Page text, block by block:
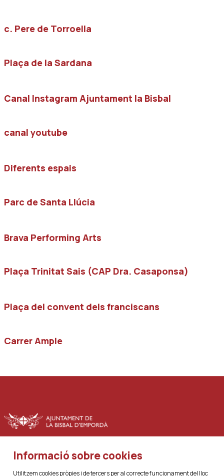
c. Pere de Torroella
Plaça de la Sardana
Canal Instagram Ajuntament la Bisbal
canal youtube
Diferents espais
Parc de Santa Llúcia
Brava Performing Arts
Plaça Trinitat Sais (CAP Dra. Casaponsa)
Plaça del convent dels franciscans
Carrer Ample
Sitemap | Avís Legal | Ús de Cookies
Informació sobre cookies
Utilitzem cookies pròpies i de tercers per al correcte funcionament del lloc